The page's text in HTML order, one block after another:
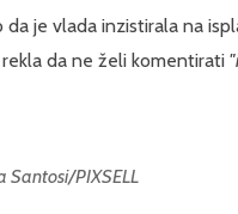
je vlada inzistirala na
da ne želi komentirati
Santosi/PIXSELL